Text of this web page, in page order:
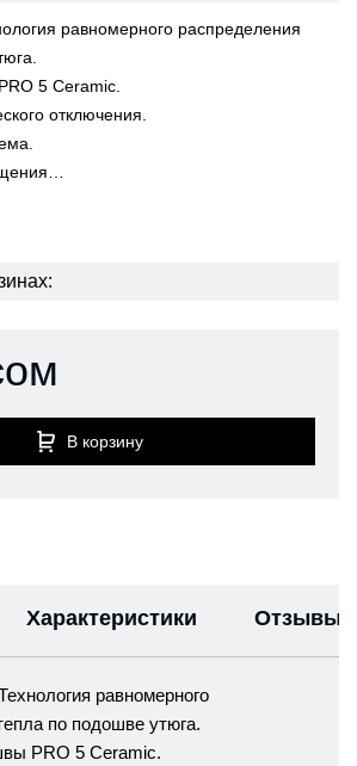
равномерного распределения
5 Ceramic.
отключения.
В корзину
Характеристики Отзывы
равномерного
по подошве утюга.
PRO 5 Ceramic.